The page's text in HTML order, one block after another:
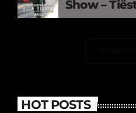
Show –
HOT POSTS